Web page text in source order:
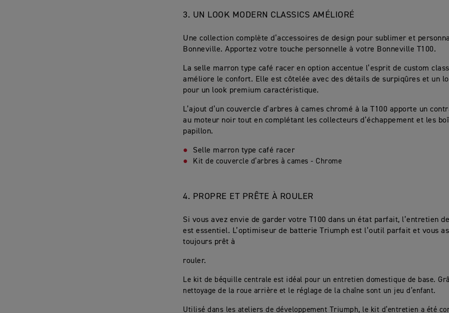
3. UN LOOK MODERN CLASSICS AMÉLIORÉ
Une collection complète d’accessoires de design pour sublimer et
Bonneville. Apportez votre touche personnelle à votre Bonneville T100.
La selle marron type café racer en option accentue l’esprit de custom
améliore le confort. Elle est côtelée avec des détails de surpiqûres et un
pour un look premium caractéristique.
L’ajout d’un couvercle d’arbres à cames chromé à la T100 apporte un
au moteur noir tout en complétant les collecteurs d’échappement et les
papillon.
Selle marron type café racer
Kit de couvercle d’arbres à cames - Chrome
4. PROPRE ET PRÊTE À ROULER
Si vous avez envie de garder votre T100 dans un état parfait, l’entretien
est essentiel. L’optimiseur de batterie Triumph est l’outil parfait et vous
toujours prêt à
rouler.
Le kit de béquille centrale est idéal pour un entretien domestique de base.
nettoyage de la roue arrière et le réglage de la chaîne sont un jeu d’enfant.
Utilisé dans les ateliers de développement Triumph, le kit d’entretien a été